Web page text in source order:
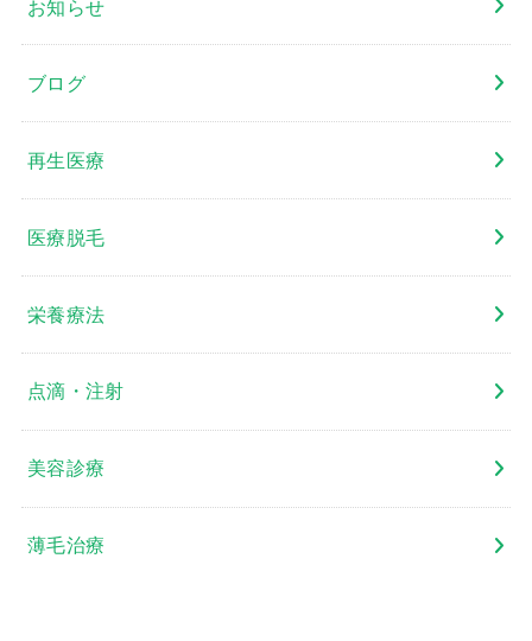
お知らせ
ブログ
再生医療
医療脱毛
栄養療法
点滴・注射
美容診療
薄毛治療